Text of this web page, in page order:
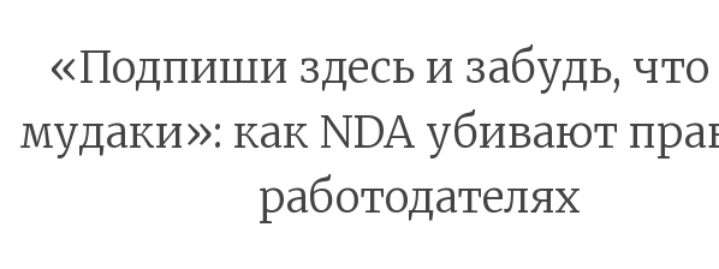
«Подпиши здесь и забудь,
мудаки»: как NDA убивают
работодателях